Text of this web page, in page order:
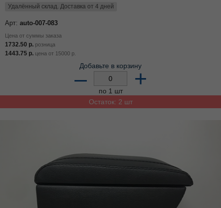
Удалённый склад. Доставка от 4 дней
Арт: auto-007-083
Цена от суммы заказа
1732.50 р. розница
1443.75 р. цена от 15000 р.
Добавьте в корзину
– +
по 1 шт
Остаток: 2 шт